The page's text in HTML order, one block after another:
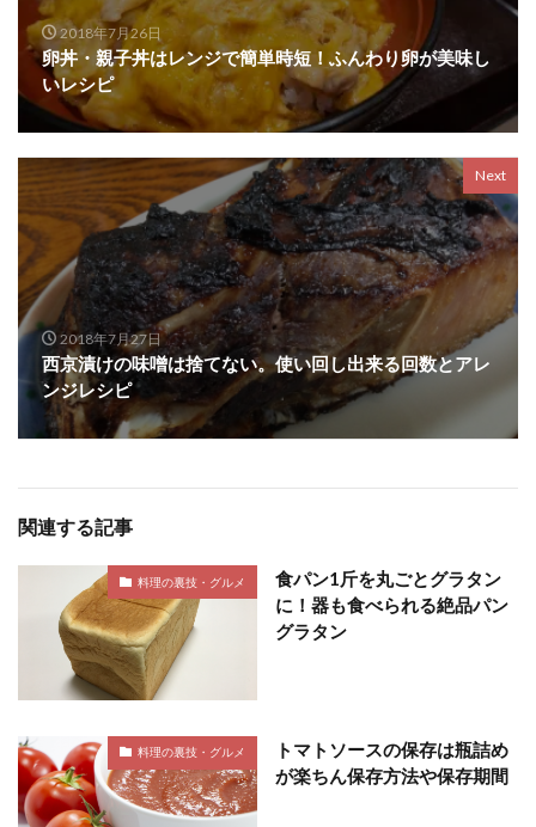
2018年7月26日
卵丼・親子丼はレンジで簡単時短！ふんわり卵が美味し
いレシピ
Next
2018年7月27日
西京漬けの味噌は捨てない。使い回し出来る回数とアレ
ンジレシピ
関連する記事
料理の裏技・グルメ
食パン1斤を丸ごとグラタン
に！器も食べられる絶品パン
グラタン
料理の裏技・グルメ
トマトソースの保存は瓶詰め
が楽ちん保存方法や保存期間